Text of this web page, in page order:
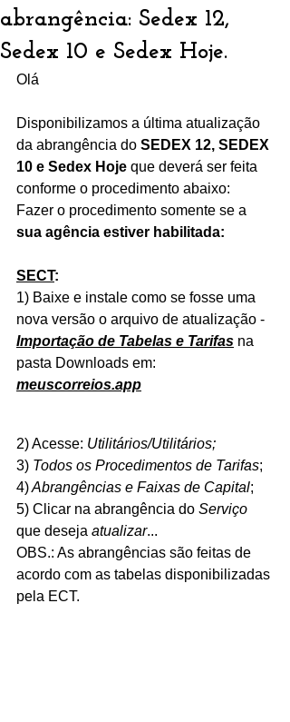
abrangência: Sedex 12,
Sedex 10 e Sedex Hoje.
Olá
Disponibilizamos a última atualização
da abrangência do SEDEX 12, SEDEX
10 e Sedex Hoje que deverá ser feita
conforme o procedimento abaixo:
Fazer o procedimento somente se a
sua agência estiver habilitada:
SECT:
1) Baixe e instale como se fosse uma
nova versão o arquivo de atualização -
Importação de Tabelas e Tarifas na
pasta Downloads em:
meuscorreios.app
2) Acesse: Utilitários/Utilitários;
3) Todos os Procedimentos de Tarifas;
4) Abrangências e Faixas de Capital;
5) Clicar na abrangência do Serviço
que deseja atualizar...
OBS.: As abrangências são feitas de
acordo com as tabelas disponibilizadas
pela ECT.